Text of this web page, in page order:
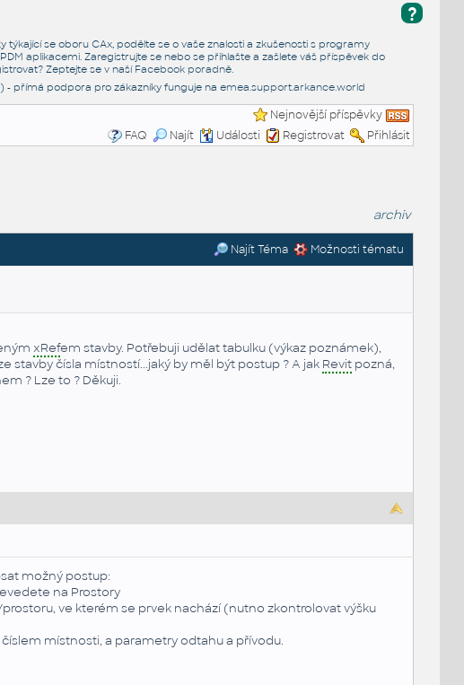
?
týkající se oboru CAx, podělte se o vaše znalosti a zkušenosti s programy
aplikacemi. Zaregistrujte se nebo se přihlašte a zašlete váš příspěvek do
Zeptejte se v naší Facebook poradně.
- přímá podpora pro zákazníky funguje na emea.support.arkance.world
Nejnovější příspěvky
FAQ
Najít Události Registrovat Přihlásit
archiv
Najít Téma Možnosti tématu
xRefem stavby. Potřebuji udělat tabulku (výkaz poznámek),
stavby čísla místností...jaký by měl být postup ? A jak Revitpozná,
? Lze to ? Děkuji.
možný postup:
na Prostory
ve kterém se prvek nachází (nutno zkontrolovat výšku
místnosti, a parametry odtahu a přívodu.